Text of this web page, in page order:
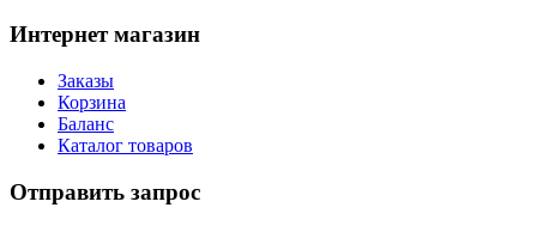
Интернет магазин
Заказы
Корзина
Баланс
Каталог товаров
Отправить запрос